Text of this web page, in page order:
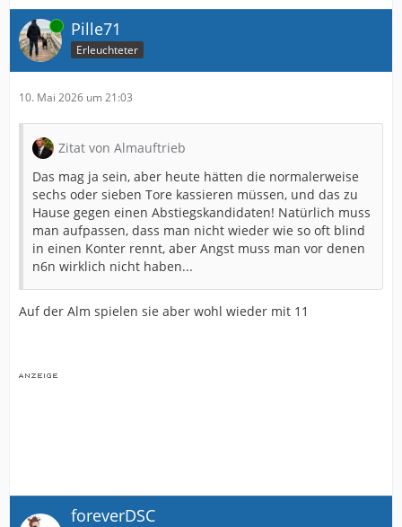
Online Pille71
Erleuchteter
10. Mai 2026 um 21:03
Zitat von Almauftrieb
Das mag ja sein, aber heute hätten die normalerweise
sechs oder sieben Tore kassieren müssen, und das zu
Hause gegen einen Abstiegskandidaten! Natürlich muss
man aufpassen, dass man nicht wieder wie so oft blind
in einen Konter rennt, aber Angst muss man vor denen
n6n wirklich nicht haben...
Auf der Alm spielen sie aber wohl wieder mit 11
foreverDSC